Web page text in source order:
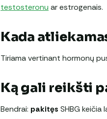
testosteronu ar estrogenais.
Kada
Tiriama vertinant hormonų
Ką gali reikšti
Bendrai: pakitęs SHBG